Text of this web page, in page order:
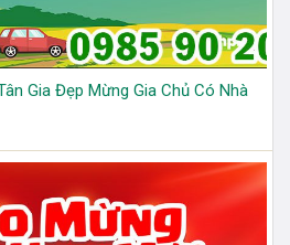
Gia Đẹp Mừng Gia Chủ Có Nhà